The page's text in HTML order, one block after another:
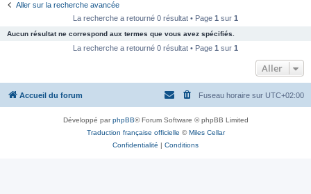
c
e
Aller sur la recherche avancée
La recherche a retourné 0 résultat • Page 1 sur 1
Aucun résultat ne correspond aux termes que vous avez spécifiés.
La recherche a retourné 0 résultat • Page 1 sur 1
Aller
Accueil du forum Fuseau horaire sur UTC+02:00
Développé parphpBB® Forum Software © phpBB Limited
Traduction française officielle ©Miles Cellar
Confidentialité | Conditions